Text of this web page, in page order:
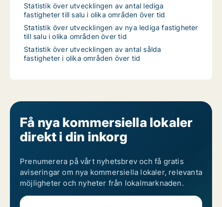
Statistik över utvecklingen av antal lediga
fastigheter till salu i olika områden över tid
Statistik över utvecklingen av nya lediga fastigheter
till salu i olika områden över tid
Statistik över utvecklingen av antal sålda
fastigheter i olika områden över tid
Få nya kommersiella lokaler
direkt i din inkorg
Prenumerera på vårt nyhetsbrev och få gratis
aviseringar om nya kommersiella lokaler, relevanta
möjligheter och nyheter från lokalmarknaden.